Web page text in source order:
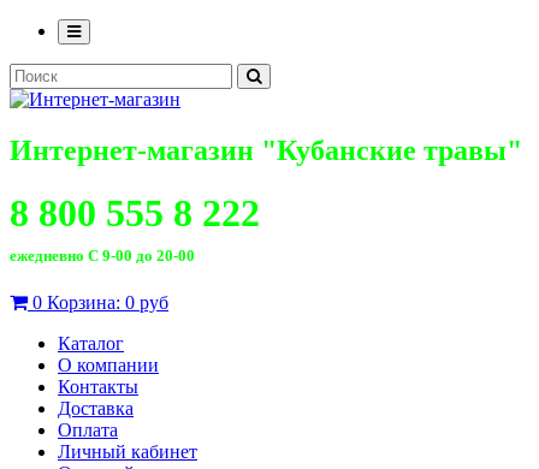
Интернет-магазин "Кубанские травы"
8 800 555 8 222
ежедневно С 9-00 до 20-00
0 Корзина: 0 руб
Каталог
О компании
Контакты
Доставка
Оплата
Личный кабинет